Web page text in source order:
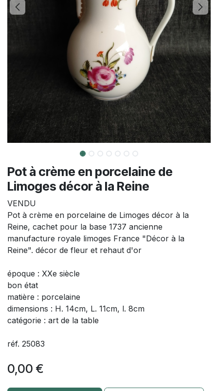
Pot à crème en porcelaine de
Limoges décor à la Reine
VENDU
Pot à crème en porcelaine de Limoges décor à la
Reine, cachet pour la base 1737 ancienne
manufacture royale limoges France "Décor à la
Reine". décor de fleur et rehaut d'or
époque : XXe siècle
bon état
matière : porcelaine
dimensions : H. 14cm, L. 11cm, l. 8cm
catégorie : art de la table
réf. 25083
0,00 €